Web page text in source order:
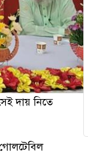
দায় নিতে